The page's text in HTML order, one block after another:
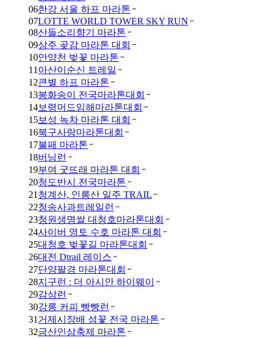
06한강 서울 하프 마라톤
07LOTTE WORLD TOWER SKY RUN
08산들소리향기 마라톤
09상주 곶감 마라톤 대회
10안양천 벚꽃 마라톤
11 아산이순신 트레일
12큰별 하프 마라톤
13봉화송이 전국마라톤대회
14보령머드임해마라톤대회
15보성 녹차 마라톤 대회
16북구사랑마라톤대회
17불패 마라톤
18버닝런
19부여 굿뜨래 마라톤 대회
20청도반시 전국마라톤
21 청계산, 인릉산 일주 TRAIL
22청송사과트레일런
23청원생명쌀 대청호마라톤대회
24사이버 영토 수호 마라톤 대회
25대청호 벚꽃길 마라톤대회
26대전 Dtrail 레이스
27단양팔경 마라톤대회
28지구런 : 더 아시안 하이웨이
29감상런
30강릉 커피 빵빵런
31 거제시장배 섬꽃 전국 마라톤
32금산인삼축제 마라톤